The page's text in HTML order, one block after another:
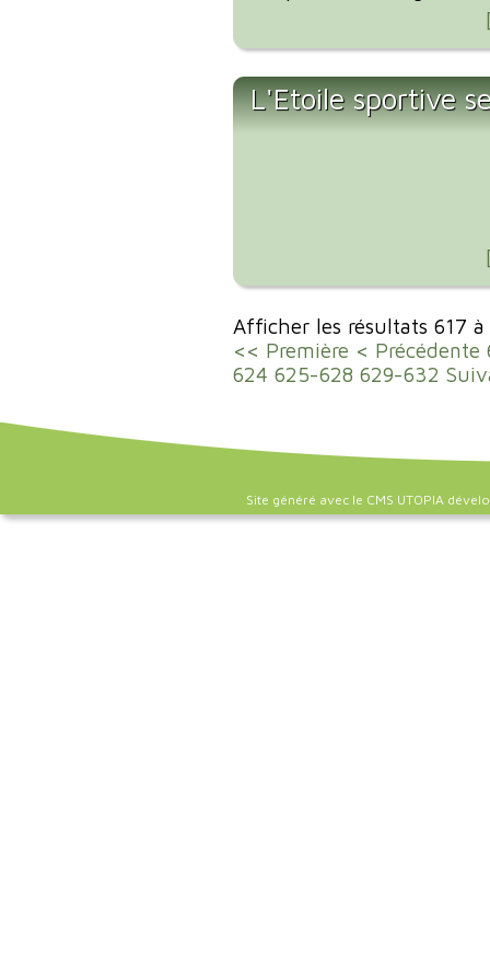
L'Etoile sportive
Afficher les résultats 617
<< Première < Précédente
624 625-628 629-632
Site généré avec le CMS UTOPIA